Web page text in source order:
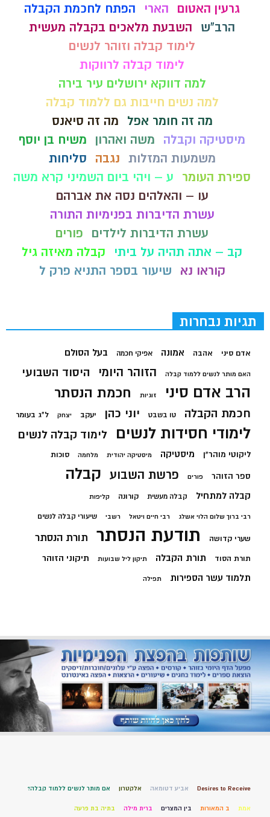
גרעין האטום
הארי
הפתח לחכמת הקבלה
הרב"ש
השבעת מלאכים בקבלה מעשית
לימוד קבלה וזוהר לנשים
לימוד קבלה לרווקות
למה דווקא ירושלים עיר בירה
למה נשים חייבות גם ללמוד קבלה
מה זה חומר אפל
מה זה סיאנס
מיסטיקה וקבלה
משה ואהרון
משיח בן יוסף
משמעות המזלות נגבה
סליחות
ספירת העומר
ע – ויהי ביום השמיני קרא משה
עו – והאלהים נסה את אברהם
עשרת הדיברות בפנימיות התורה
עשרת הדיברות לילדים
פורים
קב – אתה תהיה על ביתי
קבלה מאיזה גיל
קוראו נא
שיעור בספר התניא פרק ל
תגיות נבחרות
אדם סיני אהבה אמונה אפיקי חכמה בעל הסולם
האם מותר לנשים ללמוד קבלה הזוהר היומי היסוד השבועי
הרב אדם סיני זוגיות חכמת הנסתר
חכמת הקבלה טו בשבט יוני כהן יעקב יצחק ל"ג בעומר
לימודי חסידות לנשים לימוד קבלה לנשים
ליקוטי מוהר"ן מיסטיקה מיסטיקה יהודית מלחמה סוכות
ספר הזוהר פורים פרשת השבוע קבלה
קבלה למתחיל קבלה מעשית קורונה קליפות
רבי ברוך שלום הלוי אשלג רבי חיים ויטאל רשבי שיעורי קבלה לנשים
שערי קדושה תודעת הנסתר תורת הנסתר
תורת הסוד תורת הקבלה תיקון ליל שבועות תיקוני הזוהר
תלמוד עשר הספירות תפילה
Desires to Receive אביע דטומאה אלקטרון אם מותר לנשים ללמוד קבלה?
אמת ב המאורות בין המצרים ברית מילה בתיה בת פרעה